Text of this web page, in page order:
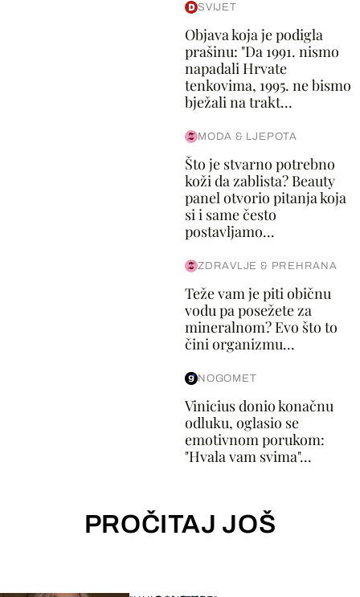
SVIJET
Objava koja je podigla
prašinu: "Da 1991. nismo
napadali Hrvate
tenkovima, 1995. ne bismo
bježali na trakt...
MODA & LJEPOTA
Što je stvarno potrebno
koži da zablista? Beauty
panel otvorio pitanja koja
si i same često
postavljamo...
ZDRAVLJE & PREHRANA
Teže vam je piti običnu
vodu pa posežete za
mineralnom? Evo što to
čini organizmu...
NOGOMET
Vinicius donio konačnu
odluku, oglasio se
emotivnom porukom:
"Hvala vam svima"...
PROČITAJ JOŠ